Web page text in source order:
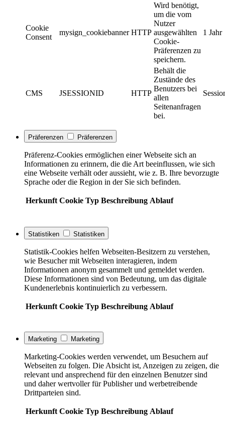
Cookie
Consent
mysign_cookiebanner HTTP
Wird benötigt,
um die vom
Nutzer
ausgewählten
Cookie-
Präferenzen zu
speichern.
1 Jahr
CMS JSESSIONID HTTP
Behält die
Zustände des
Benutzers bei
allen
Seitenanfragen
bei.
Präferenzen Präferenzen
Präferenz-Cookies ermöglichen einer Webseite sich an
Informationen zu erinnern, die die Art beeinflussen, wie sich
eine Webseite verhält oder aussieht, wie z. B. Ihre bevorzugte
Sprache oder die Region in der Sie sich befinden.
Herkunft Cookie Typ Beschreibung Ablauf
Statistiken Statistiken
Statistik-Cookies helfen Webseiten-Besitzern zu verstehen,
wie Besucher mit Webseiten interagieren, indem
Informationen anonym gesammelt und gemeldet werden.
Diese Informationen sind von Bedeutung, um das digitale
Kundenerlebnis kontinuierlich zu verbessern.
Herkunft Cookie Typ Beschreibung Ablauf
Marketing Marketing
Marketing-Cookies werden verwendet, um Besuchern auf
Webseiten zu folgen. Die Absicht ist, Anzeigen zu zeigen, die
relevant und ansprechend für den einzelnen Benutzer sind
und daher wertvoller für Publisher und werbetreibende
Drittparteien sind.
Herkunft Cookie Typ Beschreibung Ablauf